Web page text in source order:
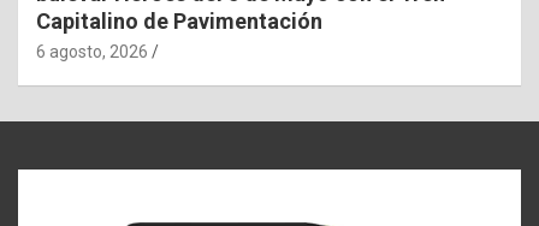
Capitalino de Pavimentación
6 agosto, 2026